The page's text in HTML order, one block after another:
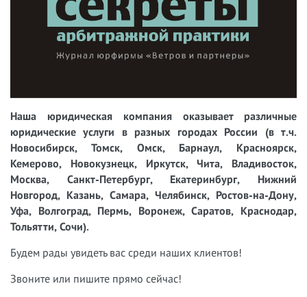
Наша юридическая компания оказывает различные
юридические услуги в разных городах России (в т.ч.
Новосибирск, Томск, Омск, Барнаул, Красноярск,
Кемерово, Новокузнецк, Иркутск, Чита, Владивосток,
Москва, Санкт-Петербург, Екатеринбург, Нижний
Новгород, Казань, Самара, Челябинск, Ростов-на-Дону,
Уфа, Волгоград, Пермь, Воронеж, Саратов, Краснодар,
Тольятти, Сочи).
Будем рады увидеть вас среди наших клиентов!
Звоните или пишите прямо сейчас!